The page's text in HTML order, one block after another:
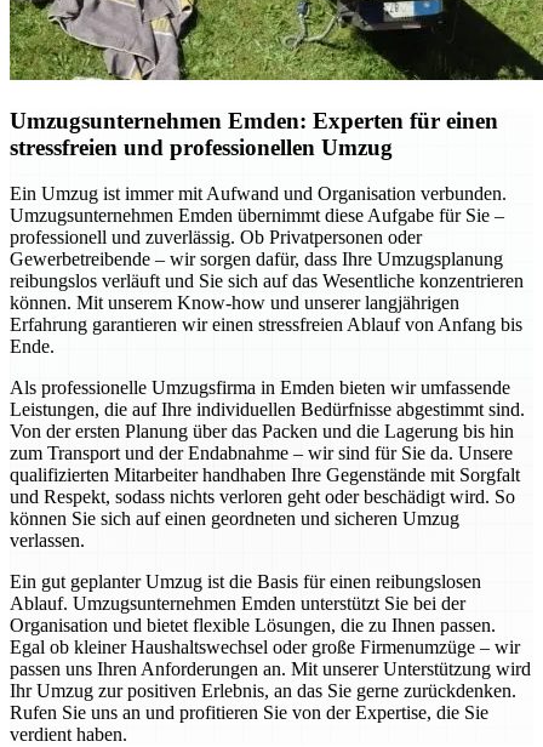
Umzugsunternehmen Emden: Experten für einen
stressfreien und professionellen Umzug
Ein Umzug ist immer mit Aufwand und Organisation verbunden.
Umzugsunternehmen Emden übernimmt diese Aufgabe für Sie –
professionell und zuverlässig. Ob Privatpersonen oder
Gewerbetreibende – wir sorgen dafür, dass Ihre Umzugsplanung
reibungslos verläuft und Sie sich auf das Wesentliche konzentrieren
können. Mit unserem Know-how und unserer langjährigen
Erfahrung garantieren wir einen stressfreien Ablauf von Anfang bis
Ende.
Als professionelle Umzugsfirma in Emden bieten wir umfassende
Leistungen, die auf Ihre individuellen Bedürfnisse abgestimmt sind.
Von der ersten Planung über das Packen und die Lagerung bis hin
zum Transport und der Endabnahme – wir sind für Sie da. Unsere
qualifizierten Mitarbeiter handhaben Ihre Gegenstände mit Sorgfalt
und Respekt, sodass nichts verloren geht oder beschädigt wird. So
können Sie sich auf einen geordneten und sicheren Umzug
verlassen.
Ein gut geplanter Umzug ist die Basis für einen reibungslosen
Ablauf. Umzugsunternehmen Emden unterstützt Sie bei der
Organisation und bietet flexible Lösungen, die zu Ihnen passen.
Egal ob kleiner Haushaltswechsel oder große Firmenumzüge – wir
passen uns Ihren Anforderungen an. Mit unserer Unterstützung wird
Ihr Umzug zur positiven Erlebnis, an das Sie gerne zurückdenken.
Rufen Sie uns an und profitieren Sie von der Expertise, die Sie
verdient haben.